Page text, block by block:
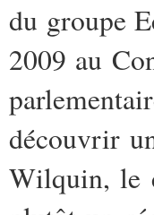
du groupe
2009 au
découvrir
Wilquin, le